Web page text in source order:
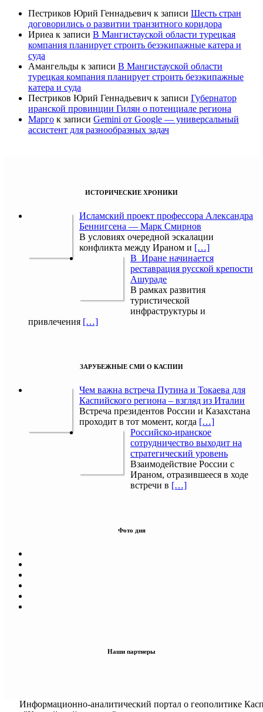
Пестриков Юрий Геннадьевич к записи Шесть стран
договорились о развитии транзитного коридора
Ириеа к записи В Мангистауской области турецкая
компания планирует строить безэкипажные катера и
суда
Амангельды к записи В Мангистауской области
турецкая компания планирует строить безэкипажные
катера и суда
Пестриков Юрий Геннадьевич к записи Губернатор
иранской провинции Гилян о потенциале региона
Марго к записи Gemini от Google — универсальный
ассистент для разнообразных задач
ИСТОРИЧЕСКИЕ ХРОНИКИ
Исламский проект профессора Александра
Беннигсена — Марк Смирнов
В условиях очередной эскалации
конфликта между Ираном и […]
В Иране начинается
реставрация русской крепости
Ашураде
В рамках развития
туристической
инфраструктуры и
привлечения […]
ЗАРУБЕЖНЫЕ СМИ О КАСПИИ
Чем важна встреча Путина и Токаева для
Каспийского региона – взгляд из Италии
Встреча президентов России и Казахстана
проходит в тот момент, когда […]
Российско-иранское
сотрудничество выходит на
стратегический уровень
Взаимодействие России с
Ираном, отразившееся в ходе
встречи в […]
Фото дня
Наши партнеры
Информационно-аналитический портал о геополитике